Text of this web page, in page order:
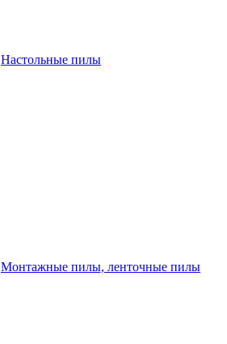
Настольные пилы
Монтажные пилы, ленточные пилы